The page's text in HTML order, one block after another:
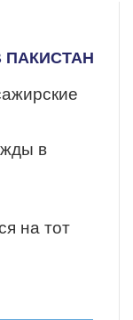
ПАКИСТАН
в
на тот